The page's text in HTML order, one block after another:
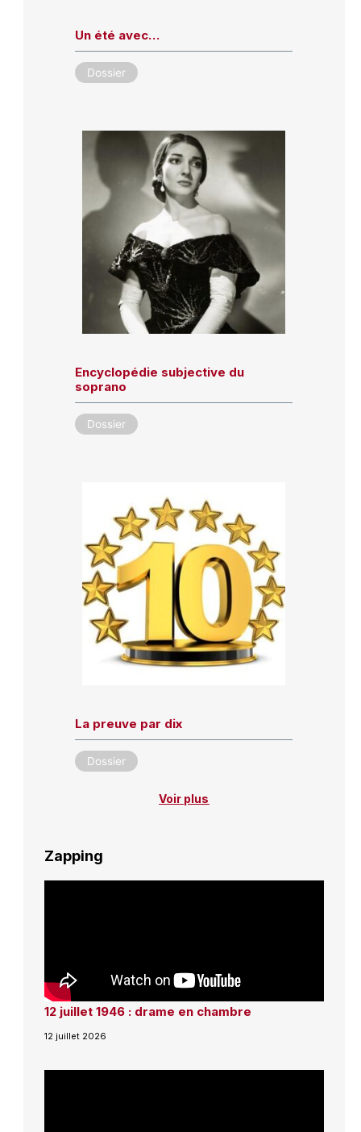
Un été avec…
Dossier
Encyclopédie subjective du
soprano
Dossier
La preuve par dix
Dossier
Voir plus
Zapping
12 juillet 1946 : drame en chambre
12 juillet 2026